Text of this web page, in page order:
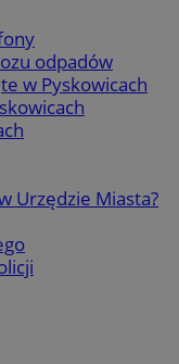
odpadów
w Pyskowicach
Urzędzie Miasta?